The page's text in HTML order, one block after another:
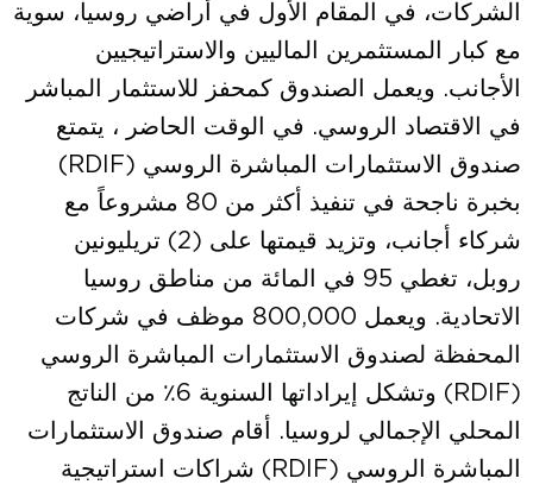
الشركات، في المقام الأول في أراضي روسيا، سوية
مع كبار المستثمرين الماليين والاستراتيجيين
الأجانب. ويعمل الصندوق كمحفز للاستثمار المباشر
في الاقتصاد الروسي. في الوقت الحاضر ، يتمتع
صندوق الاستثمارات المباشرة الروسي (RDIF)
بخبرة ناجحة في تنفيذ أكثر من 80 مشروعاً مع
شركاء أجانب، وتزيد قيمتها على (2) تريليونين
روبل، تغطي 95 في المائة من مناطق روسيا
الاتحادية. ويعمل 800,000 موظف في شركات
المحفظة لصندوق الاستثمارات المباشرة الروسي
(RDIF) وتشكل إيراداتها السنوية 6٪ من الناتج
المحلي الإجمالي لروسيا. أقام صندوق الاستثمارات
المباشرة الروسي (RDIF) شراكات استراتيجية